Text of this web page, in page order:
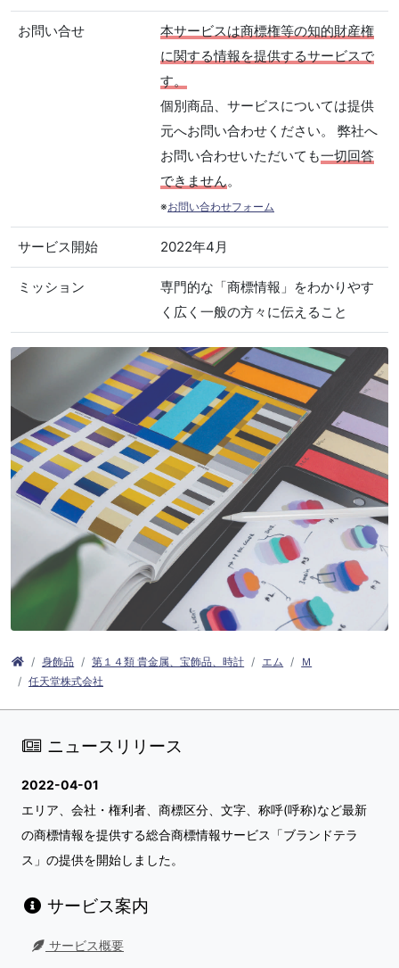
お問い合せ
本サービスは商標権等の知的財産権
に関する情報を提供するサービスで
す。
個別商品、サービスについては提供
元へお問い合わせください。 弊社へ
お問い合わせいただいても一切回答
できません。
※お問い合わせフォーム
サービス開始 2022年4月
ミッション
専門的な「商標情報」をわかりやす
く広く一般の方々に伝えること
身飾品 第１４類 貴金属、宝飾品、時計 エム
Ｍ
任天堂株式会社
ニュースリリース
2022-04-01
エリア、会社・権利者、商標区分、文字、称呼(呼称)など最新
の商標情報を提供する総合商標情報サービス「ブランドテラ
ス」の提供を開始しました。
サービス案内
サービス概要